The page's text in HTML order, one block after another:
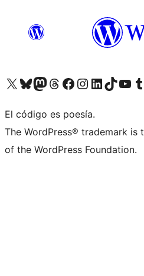
Visita nuestra cuenta de X (anteriormente Twitter)
Visita nuestra cuenta de Bluesky
Visita nuestra cuenta de Mastodon
Visita nuestra cuenta de Threads
Visita nuestra página de Facebook
Visita nuestra cuenta de Instagram
Visita nuestra cuenta de LinkedIn
Visita nuestra cuenta de TikTok
Visita nuestro
El código es poesía.
The WordPress® trademark
of the WordPress Foundation.